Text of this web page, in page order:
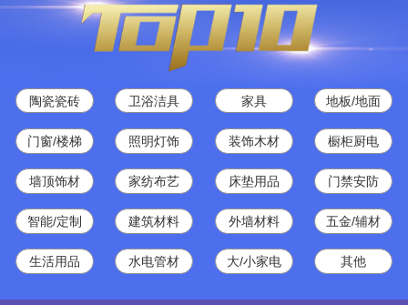
陶瓷瓷砖 卫浴洁具 家具 地板/地面
门窗/楼梯 照明灯饰 装饰木材 橱柜厨电
墙顶饰材 家纺布艺 床垫用品 门禁安防
智能/定制 建筑材料 外墙材料 五金/辅材
生活用品 水电管材 大/小家电 其他